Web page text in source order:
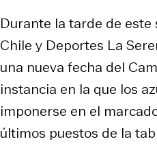
Durante la tarde de
Chile y Deportes La
una nueva fecha del
instancia en la que los
imponerse en el
últimos puestos de la